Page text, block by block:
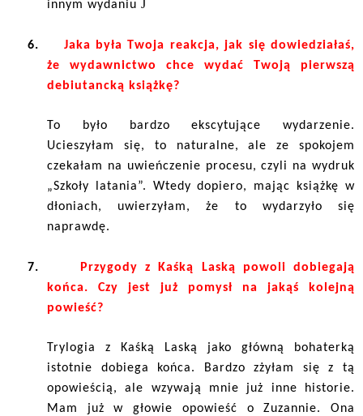
innym wydaniu J
6.
Jaka była Twoja reakcja, jak się dowiedziałaś,
że wydawnictwo chce wydać Twoją pierwszą
debiutancką książkę?
To było bardzo ekscytujące wydarzenie.
Ucieszyłam się, to naturalne, ale ze spokojem
czekałam na uwieńczenie procesu, czyli na wydruk
„Szkoły latania”. Wtedy dopiero, mając książkę w
dłoniach, uwierzyłam, że to wydarzyło się
naprawdę.
7.
Przygody z Kaśką Laską powoli dobiegają
końca. Czy jest już pomysł na jakąś kolejną
powieść?
Trylogia z Kaśką Laską jako główną bohaterką
istotnie dobiega końca. Bardzo zżyłam się z tą
opowieścią, ale wzywają mnie już inne historie.
Mam już w głowie opowieść o Zuzannie. Ona